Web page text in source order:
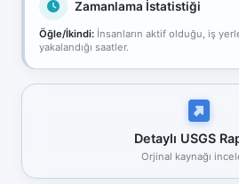
Zamanlama İstatistiği
Öğle/İkindi: İnsanların aktif olduğu, iş
yakalandığı saatler.
Detaylı USGS
Orjinal kaynağı